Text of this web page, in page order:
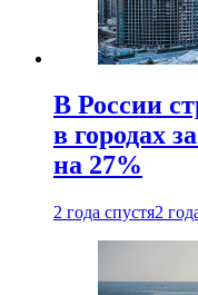
В России
в городах
на 27%
2 года спустя2